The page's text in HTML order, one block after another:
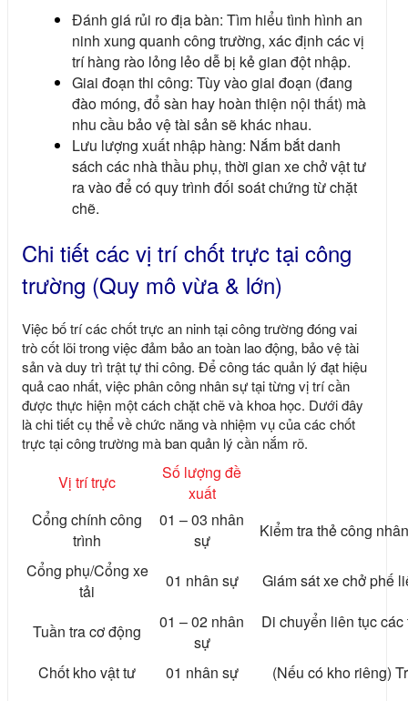
Đánh giá rủi ro địa bàn: Tìm hiểu tình hình an
ninh xung quanh công trường, xác định các vị
trí hàng rào lỏng lẻo dễ bị kẻ gian đột nhập.
Giai đoạn thi công: Tùy vào giai đoạn (đang
đào móng, đổ sàn hay hoàn thiện nội thất) mà
nhu cầu bảo vệ tài sản sẽ khác nhau.
Lưu lượng xuất nhập hàng: Nắm bắt danh
sách các nhà thầu phụ, thời gian xe chở vật tư
ra vào để có quy trình đối soát chứng từ chặt
chẽ.
Chi tiết các vị trí chốt trực tại công
trường (Quy mô vừa & lớn)
Việc bố trí các chốt trực an ninh tại công trường đóng vai
trò cốt lõi trong việc đảm bảo an toàn lao động, bảo vệ tài
sản và duy trì trật tự thi công. Để công tác quản lý đạt hiệu
quả cao nhất, việc phân công nhân sự tại từng vị trí cần
được thực hiện một cách chặt chẽ và khoa học. Dưới đây
là chi tiết cụ thể về chức năng và nhiệm vụ của các chốt
trực tại công trường mà ban quản lý cần nắm rõ.
Vị trí trực
Số lượng đề
xuất
Cổng chính công
trình
01 – 03 nhân
sự
Kiểm tra thẻ công
Cổng phụ/Cổng xe
tải
01 nhân sự Giám sát xe chở phế
Tuần tra cơ động
01 – 02 nhân
sự
Di chuyển liên tục
Chốt kho vật tư 01 nhân sự (Nếu có kho riêng)